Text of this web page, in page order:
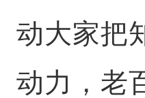
动大家把
动力，老